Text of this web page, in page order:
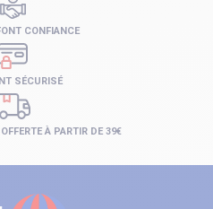
À PARTIR DE 39€
SÉCURISÉ
CONFIANCE